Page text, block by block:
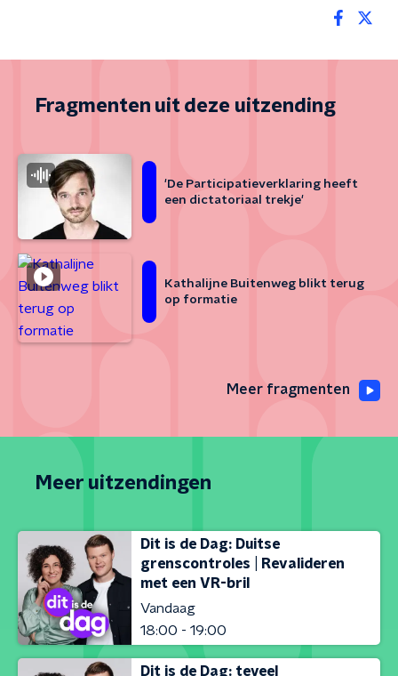
Fragmenten uit deze uitzending
'De Participatieverklaring heeft
een dictatoriaal trekje'
Kathalijne Buitenweg blikt terug
op formatie
Meer fragmenten
Meer uitzendingen
Dit is de Dag: Duitse
grenscontroles | Revalideren
met een VR-bril
Vandaag
18:00 - 19:00
Dit is de Dag: teveel